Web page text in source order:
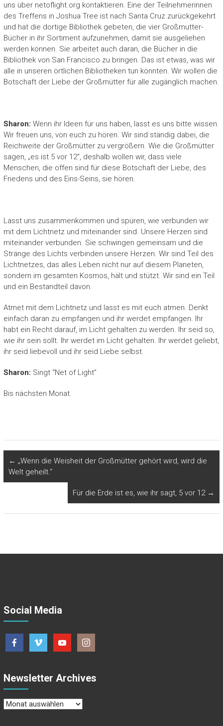
uns über netoflight.org kontaktieren. Eine der Teilnehmerinnen
des Treffens in Joshua Tree ist nach Santa Cruz zurückgekehrt
und hat die dortige Bibliothek gebeten, die vier Großmutter-
Bücher in ihr Sortiment aufzunehmen, damit sie ausgeliehen
werden können. Sie arbeitet auch daran, die Bücher in die
Bibliothek von San Francisco zu bringen. Das ist etwas, was wir
alle in unseren örtlichen Bibliotheken tun könnten. Wir wollen die
Botschaft der Liebe der Großmütter für alle zugänglich machen.
Sharon: Wenn ihr Ideen für uns haben, lasst es uns bitte wissen.
Wir freuen uns, von euch zu hören. Wir sind ständig dabei, die
Reichweite der Großmütter zu vergrößern. Wie die Großmütter
sagen, „es ist 5 vor 12“, deshalb wollen wir, dass viele
Menschen, die offen sind für diese Botschaft der Liebe, des
Friedens und des Eins-Seins, sie hören.
Lasst uns zusammenkommen und spüren, wie verbunden wir
mit dem Lichtnetz und miteinander sind. Unsere Herzen sind
miteinander verbunden. Sie schwingen gemeinsam und die
Stränge des Lichts verbinden unsere Herzen. Wir sind Teil des
Lichtnetzes, das alles Leben nicht nur auf diesem Planeten,
sondern im gesamten Kosmos, hält und stützt. Wir sind ein Teil
und ein Bestandteil davon.
Atmet mit dem Lichtnetz und lasst es mit euch atmen. Denkt
einfach daran zu empfangen und ihr werdet empfangen. Ihr
habt ein Recht darauf, im Licht gehalten zu werden. Ihr seid so,
wie ihr sein sollt. Ihr werdet im Licht gehalten. Ihr werdet geliebt,
ihr seid liebevoll und ihr seid Liebe selbst.
Sharon: Singt “Net of Light”
Bis nächsten Monat.
← „Wenn die Weisheit der Großmütter gehört wird, wird die
Welt geheilt.“
Für die Erde ist es, wie ihr sagt, 5 vor 12 →
Social Media
Newsletter Archives
Newsletter